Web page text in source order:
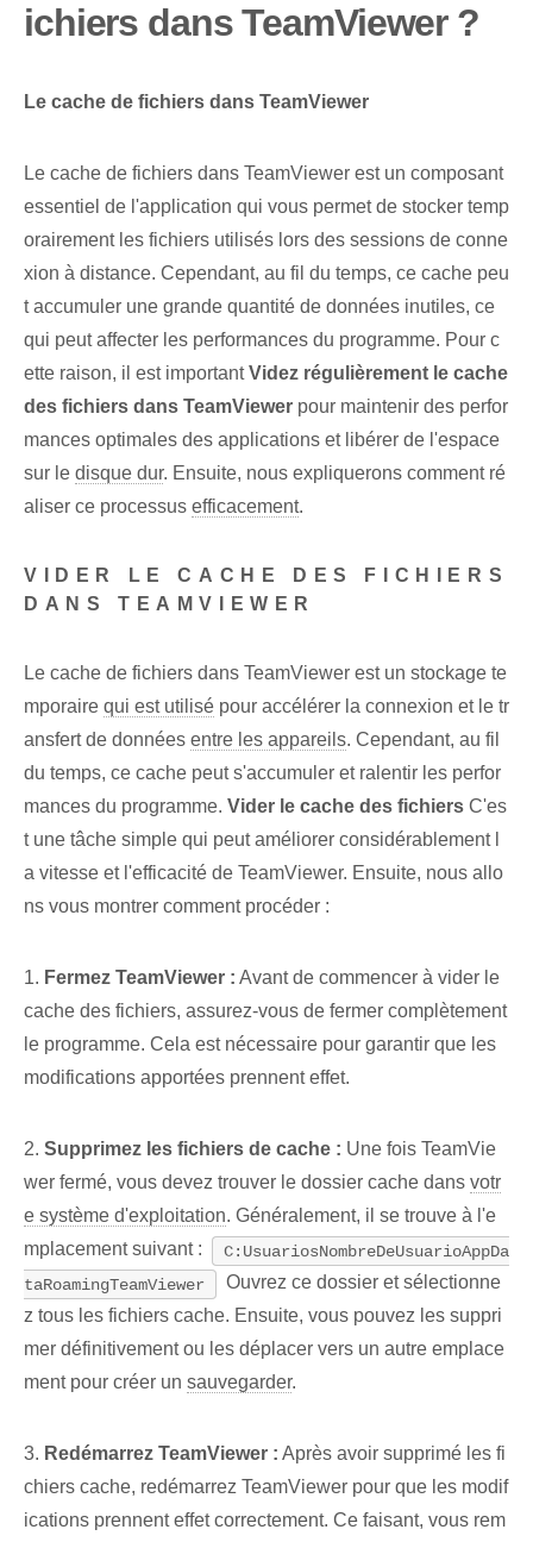
ichiers dans TeamViewer ?
Le cache de fichiers dans TeamViewer
Le cache de fichiers dans TeamViewer est un composant
essentiel de l'application qui vous permet de stocker temp
orairement les fichiers utilisés lors des sessions de conne
xion à distance. Cependant, au fil du temps, ce cache peu
t accumuler une grande quantité de données inutiles, ce
qui peut affecter les performances du programme. Pour c
ette raison, il est importantVidez régulièrement le cache
des fichiers dans TeamViewer pour maintenir des perfor
mances optimales des applications et libérer de l'espace
sur le disque dur. Ensuite, nous expliquerons comment ré
aliser ce processus efficacement.
VIDER LE CACHE DES FICHIERS
DANS TEAMVIEWER
Le cache de fichiers dans TeamViewer est un stockage te
mporaire qui est utilisé pour accélérer la connexion et le tr
ansfert de données entre les appareils. Cependant, au fil
du temps, ce cache peut s'accumuler et ralentir les perfor
mances du programme. Vider le cache des fichiers C'es
t une tâche simple qui peut améliorer considérablement l
a vitesse et l'efficacité de TeamViewer. Ensuite, nous allo
ns vous montrer comment procéder :
1. Fermez TeamViewer : Avant de commencer à vider le
cache des fichiers, assurez-vous de fermer complètement
le programme. Cela est nécessaire pour garantir que les
modifications apportées prennent effet.
2. Supprimez les fichiers de cache : Une fois TeamVie
wer fermé, vous devez trouver le dossier cache dans votr
e système d'exploitation. Généralement, il se trouve à l'e
mplacement suivant :
C:UsuariosNombreDeUsuarioAppDa
taRoamingTeamViewer
Ouvrez ce dossier et sélectionne
z tous les fichiers cache. Ensuite, vous pouvez les suppri
mer définitivement ou les déplacer vers un autre emplace
ment pour créer un sauvegarder.
3. Redémarrez TeamViewer : Après avoir supprimé les fi
chiers cache, redémarrez TeamViewer pour que les modif
ications prennent effet correctement. Ce faisant, vous rem